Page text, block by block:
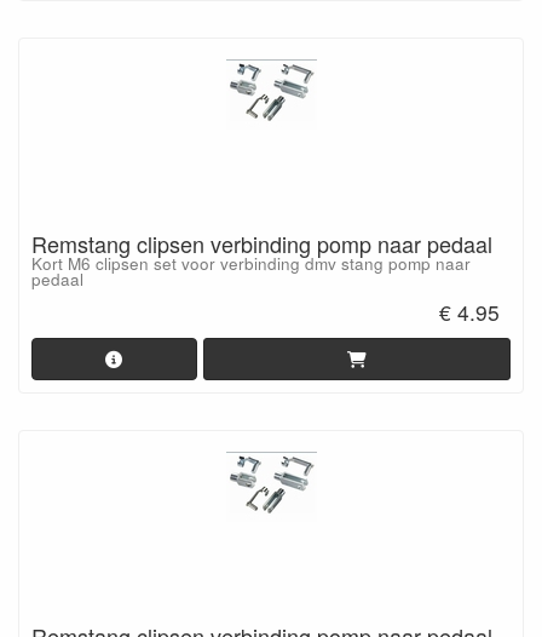
Remstang clipsen verbinding pomp naar pedaal
Kort M6 clipsen set voor verbinding dmv stang pomp naar
pedaal
€ 4.95